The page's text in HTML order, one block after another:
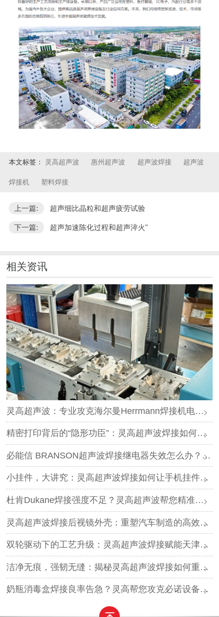
本文标签： 灵高超声波 惠州超声波 超声波焊接 超声波
焊接机 塑料焊接
上一篇: 超声细比晶粒和超声疲劳试验
下一篇: 超声加速陈化过程和超声淬火"
相关资讯
灵高超声波：专业攻克海尔曼Herrmann焊接机电路板短路难题
精密打印背后的“隐形功臣”：灵高超声波焊接如何让喷墨头支架更可靠？
必能信 BRANSON超声波焊接继电器失效怎么办？灵高超声波“四步维修法”精准破局
小挂件，大讲究：灵高超声波焊接如何让手机挂件更“抗造”？
杜肯Dukane焊接强度不足？灵高超声波帮您精准破局
灵高超声波焊接后视镜外壳：重塑汽车制造的高效与美学
双轮驱动下的工艺升级：灵高超声波焊接赋能天津汽车与电子产业
洁净无痕，强韧无缝：揭秘灵高超声波焊接如何重塑吸尘器焊接工艺
奶瓶消毒盒焊接良率告急？灵高帮您攻克必诺设备继电器失效难题